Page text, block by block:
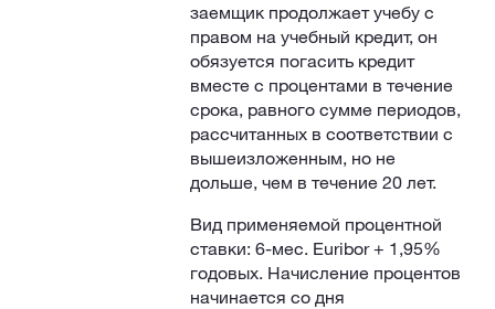
заемщик продолжает учебу с
правом на учебный кредит, он
обязуется погасить кредит
вместе с процентами в течение
срока, равного сумме периодов,
рассчитанных в соответствии с
вышеизложенным, но не
дольше, чем в течение 20 лет.
Вид применяемой процентной
ставки: 6-мес. Euribor + 1,95%
годовых. Начисление процентов
начинается со дня